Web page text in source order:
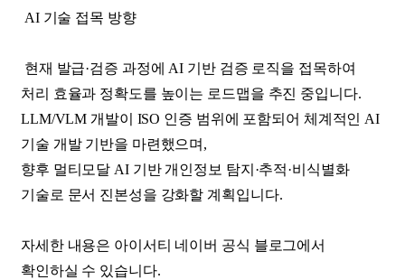
AI 기술 접목 방향
현재 발급·검증 과정에 AI 기반 검증 로직을 접목하여
처리 효율과 정확도를 높이는 로드맵을 추진 중입니다.
LLM/VLM 개발이 ISO 인증 범위에 포함되어 체계적인 AI
기술 개발 기반을 마련했으며,
향후 멀티모달 AI 기반 개인정보 탐지·추적·비식별화
기술로 문서 진본성을 강화할 계획입니다.
자세한 내용은 아이서티 네이버 공식 블로그에서
확인하실 수 있습니다.